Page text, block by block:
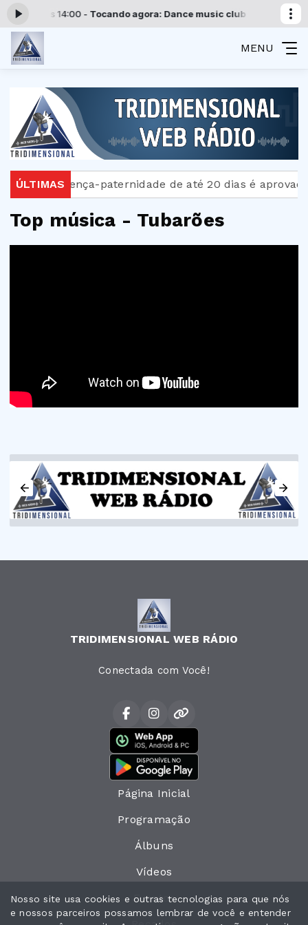
12:00 às 14:00 - Tocando agora: Dance music club - Parte 4
MENU
ÚLTIMASLicença-paternidade de até 20 dias é aprovada
Top música - Tubarões
TRIDIMENSIONAL WEB RÁDIO
Conectada com Você!
Página Inicial
Programação
Álbuns
Vídeos
Eventos
Nosso site usa cookies e outras tecnologias para que nós
e nossos parceiros possamos lembrar de você e entender